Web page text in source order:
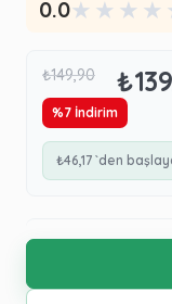
0.0★ ★ ★ ★
₺149,90
%7 İndirim
₺46,17 `den